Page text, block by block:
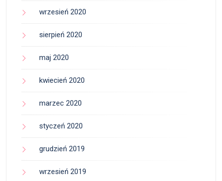
wrzesień 2020
sierpień 2020
maj 2020
kwiecień 2020
marzec 2020
styczeń 2020
grudzień 2019
wrzesień 2019